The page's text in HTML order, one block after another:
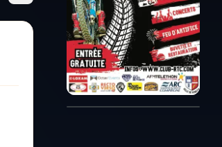
Consultez le dernier
magazine en ligne
Août2026